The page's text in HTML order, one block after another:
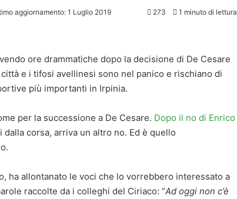
aggiornamento: 1 Luglio 2019 273 1 minuto di lettura
ore drammatiche dopo la decisione di De Cesare
e i tifosi avellinesi sono nel panico e rischiano di
più importanti in Irpinia.
per la successione a De Cesare. Dopo il no di Enrico
corsa, arriva un altro no. Ed è quello
ha allontanato le voci che lo vorrebbero interessato a
raccolte da i colleghi del Ciriaco: “Ad oggi non c’è